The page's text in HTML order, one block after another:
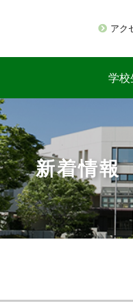
アク
学校
新着情報